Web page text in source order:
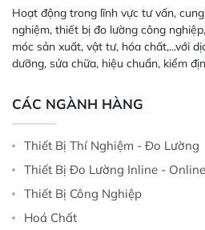
Hoạt động trong lĩnh vực tư vấn,
nghiệm, thiết bị đo lường công
móc sản xuất, vật tư, hóa chất,...với
dưỡng, sửa chữa, hiệu chuẩn, kiểm
CÁC NGÀNH HÀNG
Thiết Bị Thí Nghiệm - Đo Lường
Thiết Bị Đo Lường Inline - Online
Thiết Bị Công Nghiệp
Hoá Chất